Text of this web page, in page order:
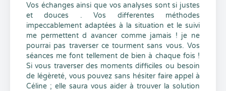
Vos échanges ainsi que vos analyses sont si justes
et douces . Vos differentes méthodes
impeccablement adaptées à la situation et le suivi
me permettent d avancer comme jamais ! je ne
pourrai pas traverser ce tourment sans vous. Vos
séances me font tellement de bien à chaque fois !
Si vous traverser des moments difficiles ou besoin
de légèreté, vous pouvez sans hésiter faire appel à
Céline ; elle saura vous aider à trouver la solution